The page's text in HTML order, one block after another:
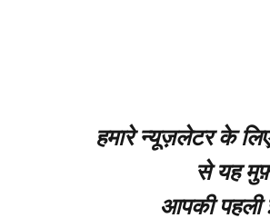
हमारे न्यूज़लेटर के
से यह
आपकी पहली